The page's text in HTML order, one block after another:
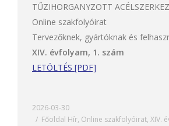
TŰZIHORGANYZOTT
Online szakfolyóirat
Tervezőknek, gyártóknak és
XIV. évfolyam, 1. szám
LETÖLTÉS [PDF]
2026-03-30
Főoldal Hír, Online szakfolyóirat, XIV.